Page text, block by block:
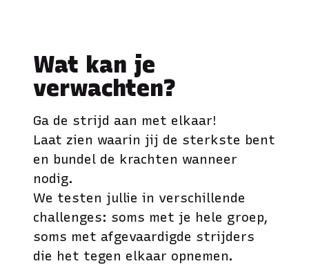
Wat kan je
verwachten?
Ga de strijd aan met elkaar!
Laat zien waarin jij de sterkste bent
en bundel de krachten wanneer
nodig.
We testen jullie in verschillende
challenges: soms met je hele groep,
soms met afgevaardigde strijders
die het tegen elkaar opnemen.